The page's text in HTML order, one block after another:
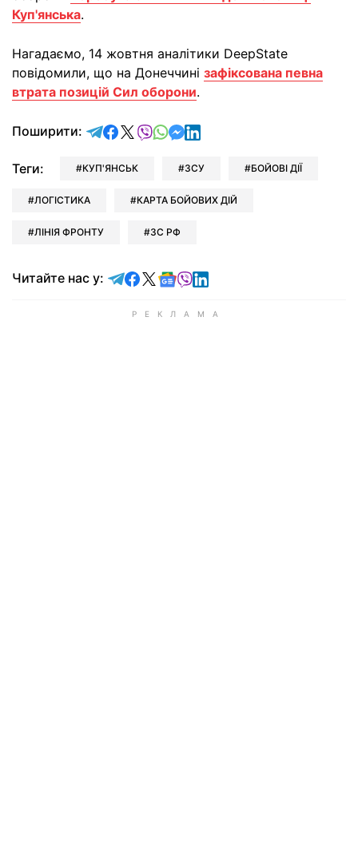
Куп'янська.
Нагадаємо, 14 жовтня аналітики DeepState
повідомили, що на Донеччині зафіксована певна
втрата позицій Сил оборони.
Поширити: відправити у Telegram
поділитись у Facebook
поділитись у X
відправити у Viber
відправити у Whatsapp
відправити у Messenger
відправити у LinkedIn
Теги: КУП'ЯНСЬК ЗСУ БОЙОВІ ДІЇ
ЛОГІСТИКА КАРТА БОЙОВИХ ДІЙ
ЛІНІЯ ФРОНТУ ЗС РФ
Читайте нас у: Читайте у Telegram
Читайте у Facebook
Читайте у X
Читайте у Google news
Читайте у Viber
Читайте у LinkedIn